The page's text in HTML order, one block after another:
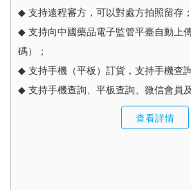
◆ 支持遠程審方，可以對處方拍照留存；
◆ 支持向中國藥品電子監管平臺自動上
碼）；
◆ 支持手機（平板）訂貨，支持手機查詢
◆ 支持手機查詢、平板查詢、微信會員及
查看詳情